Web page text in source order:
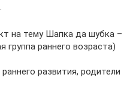
на тему Шапка да шубка –
группа раннего возраста)
развития, родители